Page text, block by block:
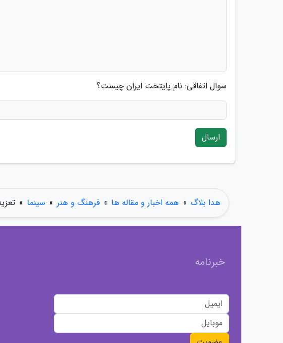
سوال اتفاقی: نام پایتخت ایران چیست؟
ارسال
هدا بلاگ » همه اخبار و مقاله ها » فرهنگ و هنر » سینما »
خبرنامه